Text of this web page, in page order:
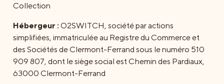
Collection
Hébergeur : O2SWITCH, société par actions
simplifiées, immatriculée au Registre du Commerce et
des Sociétés de Clermont-Ferrand sous le numéro 510
909 807, dont le siège social est Chemin des Pardiaux,
63000 Clermont-Ferrand